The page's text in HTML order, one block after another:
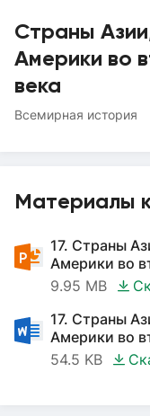
Страны
Америки во
века
Всемирная история
Материалы
17. Страны
Америки во
9.95 MB
17. Страны
Америки во
54.5 KB